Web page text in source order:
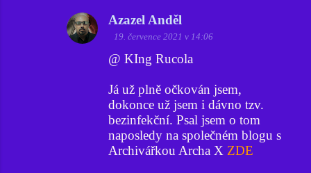
Azazel Anděl
19. července 2021 v 14:06
@ KIng Rucola
Já už plně očkován jsem,
dokonce už jsem i dávno tzv.
bezinfekční. Psal jsem o tom
naposledy na společném blogu s
Archivářkou Archa X ZDE